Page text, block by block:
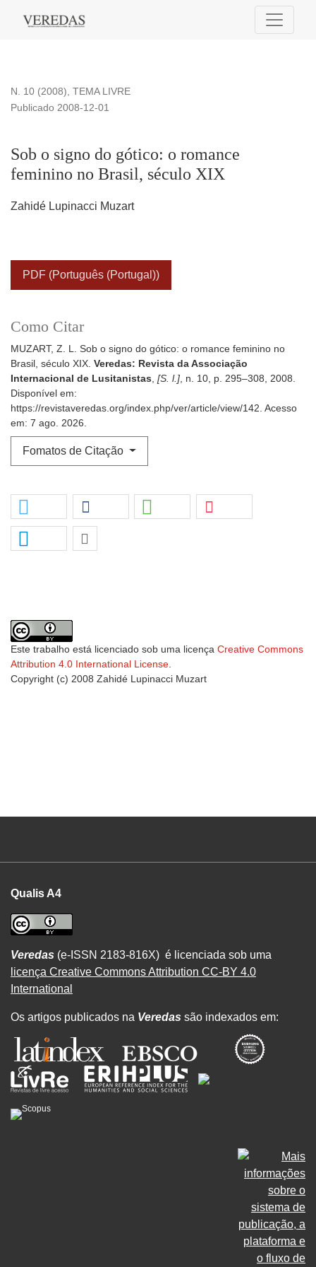
Sob o signo do gótico: o romance feminino no Brasil, século
N. 10 (2008), TEMA LIVRE
Sob o signo do gótico: o romance
feminino no Brasil, século XIX
Publicado 2008-12-01
Zahidé Lupinacci Muzart
PDF (Português (Portugal))
Como Citar
MUZART, Z. L. Sob o signo do gótico: o romance feminino no
Brasil, século XIX. Veredas: Revista da Associação
Internacional de Lusitanistas, [S. l.], n. 10, p. 295–308, 2008.
Disponível em:
https://revistaveredas.org/index.php/ver/article/view/142. Acesso
em: 7 ago. 2026.
Fomatos de Citação
Este trabalho está licenciado sob uma licença Creative Commons
Attribution 4.0 International License.
Copyright (c) 2008 Zahidé Lupinacci Muzart
Qualis A4
Veredas (e-ISSN 2183-816X) é licenciada sob uma
licença Creative Commons Attribution CC-BY 4.0
International
Os artigos publicados na Veredas são indexados em: